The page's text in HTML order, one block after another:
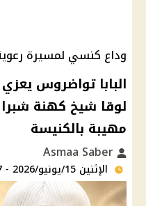
وداع كنسي لمسيرة
البابا تواضروس
لوقا شيخ كهنة شبرا
مهيبة بالكنيسة
الإثنين 15/يونيو/2026 - 01:07 م